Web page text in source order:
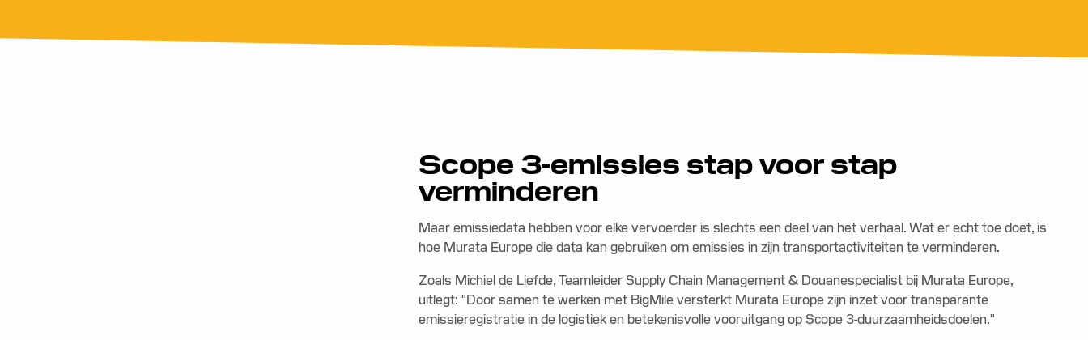
Scope 3-emissies stap voor stap
verminderen
Maar emissiedata hebben voor elke vervoerder is slechts een deel van het verhaal. Wat er echt toe doet, is
hoe Murata Europe die data kan gebruiken om emissies in zijn transportactiviteiten te verminderen.
Zoals Michiel de Liefde, Teamleider Supply Chain Management & Douanespecialist bij Murata Europe,
uitlegt: "Door samen te werken met BigMile versterkt Murata Europe zijn inzet voor transparante
emissieregistratie in de logistiek en betekenisvolle vooruitgang op Scope 3-duurzaamheidsdoelen."